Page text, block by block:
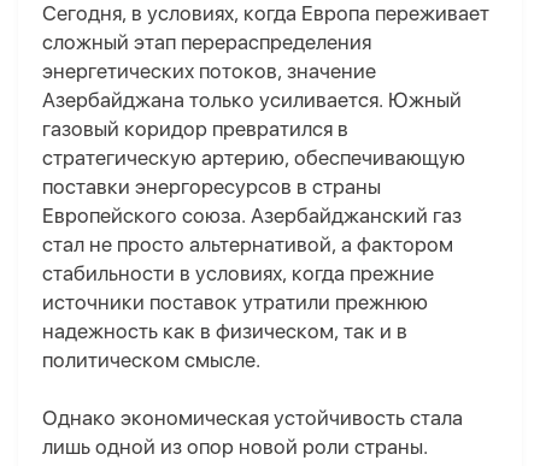
Сегодня, в условиях, когда Европа переживает
сложный этап перераспределения
энергетических потоков, значение
Азербайджана только усиливается. Южный
газовый коридор превратился в
стратегическую артерию, обеспечивающую
поставки энергоресурсов в страны
Европейского союза. Азербайджанский газ
стал не просто альтернативой, а фактором
стабильности в условиях, когда прежние
источники поставок утратили прежнюю
надежность как в физическом, так и в
политическом смысле.
Однако экономическая устойчивость стала
лишь одной из опор новой роли страны.